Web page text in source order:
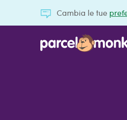
Cambia le tue